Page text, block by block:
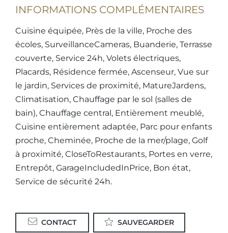
INFORMATIONS COMPLÉMENTAIRES
Cuisine équipée, Près de la ville, Proche des
écoles, SurveillanceCameras, Buanderie, Terrasse
couverte, Service 24h, Volets électriques,
Placards, Résidence fermée, Ascenseur, Vue sur
le jardin, Services de proximité, MatureJardens,
Climatisation, Chauffage par le sol (salles de
bain), Chauffage central, Entièrement meublé,
Cuisine entièrement adaptée, Parc pour enfants
proche, Cheminée, Proche de la mer/plage, Golf
à proximité, CloseToRestaurants, Portes en verre,
Entrepôt, GarageIncludedInPrice, Bon état,
Service de sécurité 24h.
CONTACT SAUVEGARDER